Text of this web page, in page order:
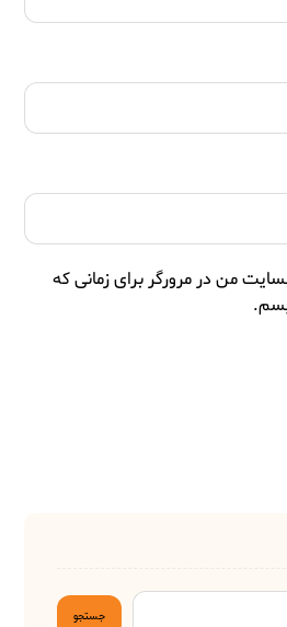
من در مرورگر برای زمانی که